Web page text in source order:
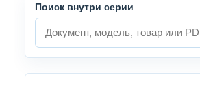
Поиск внутри серии